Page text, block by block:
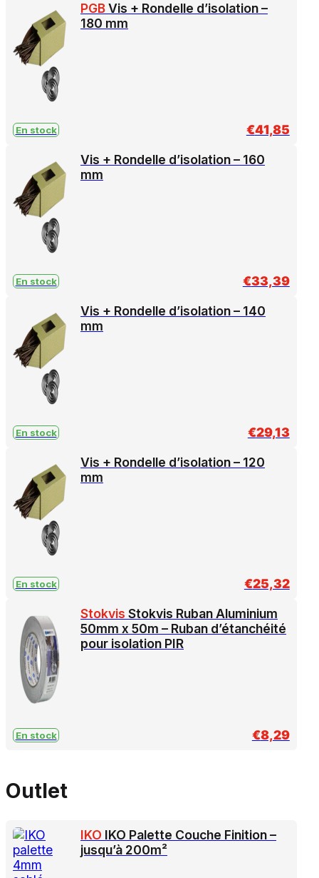
PGBVis + Rondelle d’isolation –
180 mm
En stock €41,85
Vis + Rondelle d’isolation – 160
mm
En stock €33,39
Vis + Rondelle d’isolation – 140
mm
En stock €29,13
Vis + Rondelle d’isolation – 120
mm
En stock €25,32
Stokvis Stokvis Ruban Aluminium
50mm x 50m – Ruban d’étanchéité
pour isolation PIR
En stock €8,29
Outlet
IKO IKO Palette Couche Finition –
jusqu’à 200m²